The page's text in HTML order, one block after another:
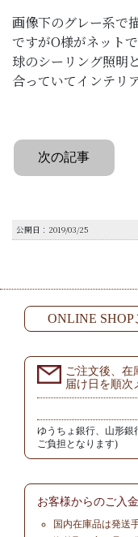
画像下のグレー系で
ですがO様がネット
球のシーリング照明
合っていてインテリ
次の記事
公開日：2019/03/25
ONLINE
ご注文後、在
届け日を順次
ゆうちょ銀行、山形銀
ご負担となります)
お客様からのご入
国内在庫品は発送